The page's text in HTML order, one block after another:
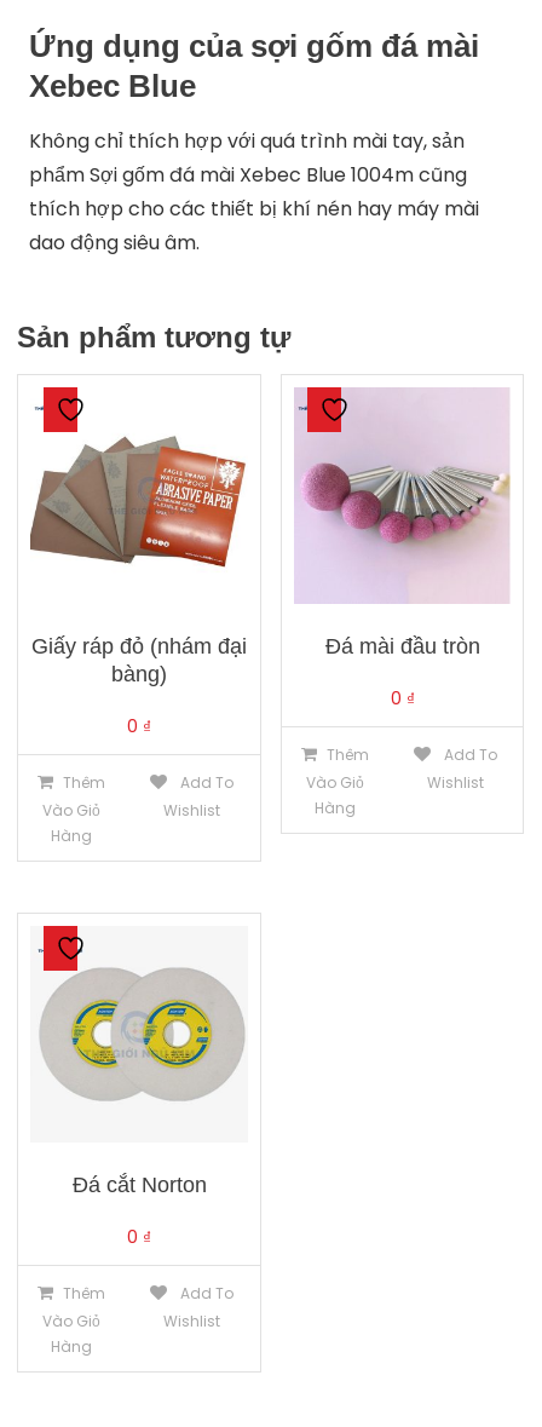
Ứng dụng của sợi gốm đá mài
Xebec Blue
Không chỉ thích hợp với quá trình mài tay, sản
phẩm Sợi gốm đá mài Xebec Blue 1004m cũng
thích hợp cho các thiết bị khí nén hay máy mài
dao động siêu âm.
Sản phẩm tương tự
Giấy ráp đỏ (nhám đại
bàng)
0 ₫
Thêm
Vào Giỏ
Hàng
Add To
Wishlist
Đá mài đầu tròn
0 ₫
Thêm
Vào Giỏ
Hàng
Add To
Wishlist
Đá cắt Norton
0 ₫
Thêm
Vào Giỏ
Hàng
Add To
Wishlist